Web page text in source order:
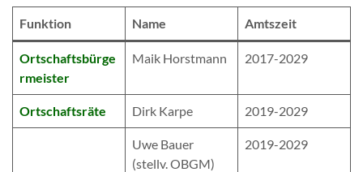
Funktion Name Amtszeit
Ortschaftsbürge
rmeister
Maik Horstmann 2017-2029
Ortschaftsräte Dirk Karpe 2019-2029
Uwe Bauer
(stellv. OBGM)
2019-2029